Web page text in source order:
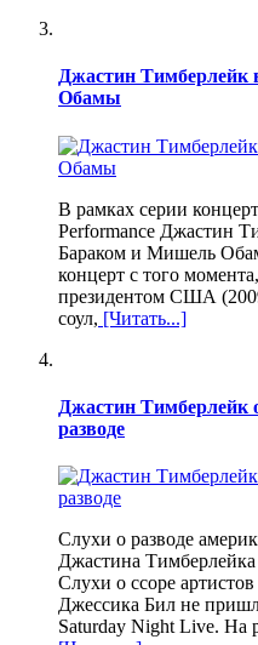
Джастин Тимберлейк
Обамы
В рамках серии
Performance Джастин
Бараком и Мишель
концерт с того
президентом США
соул, [Читать...]
Джастин Тимберлейк
разводе
Слухи о разводе
Джастина Тимберлейка
Слухи о ссоре
Джессика Бил не
Saturday Night Live. На